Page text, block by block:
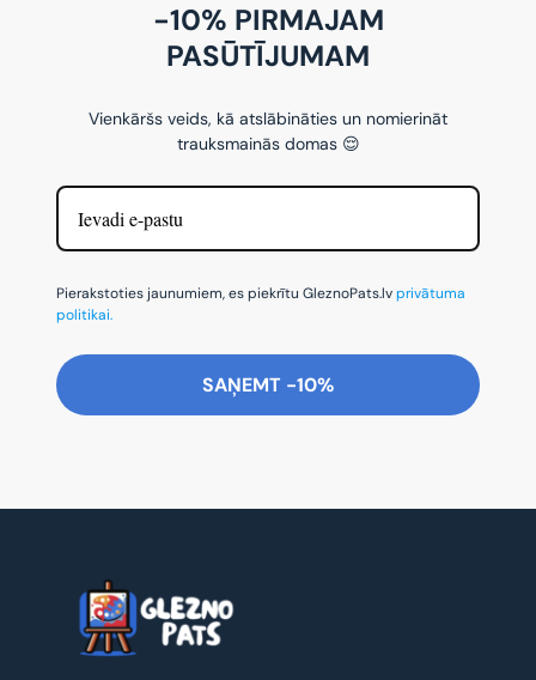
-10% PIRMAJAM
PASŪTĪJUMAM
Vienkāršs veids, kā atslābināties un nomierināt
trauksmainās domas 😌
Pierakstoties jaunumiem, es piekrītu GleznoPats.lvprivātuma
politikai.
SAŅEMT -10%